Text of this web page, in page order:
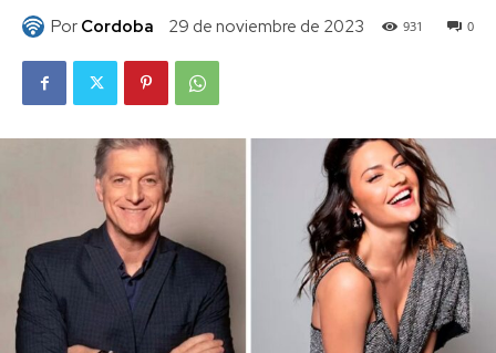
Por Cordoba 29 de noviembre de 2023 0
931